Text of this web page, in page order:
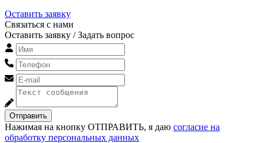
Оставить заявку
Связаться с нами
Оставить заявку / Задать вопрос
Отправить
Нажимая на кнопку ОТПРАВИТЬ, я даю согласие на
обработку персональных данных